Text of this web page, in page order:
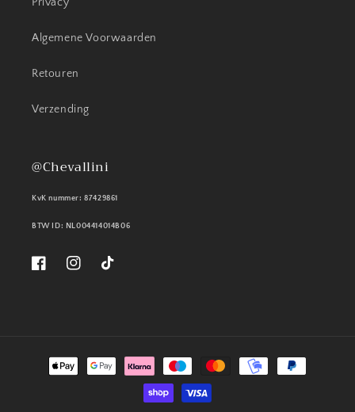
Algemene Voorwaarden
Retouren
Verzending
@Chevallini
KvK nummer: 87429861
BTW ID: NL004414014B06
FacebookInstagramTikTok
Betaalmethoden